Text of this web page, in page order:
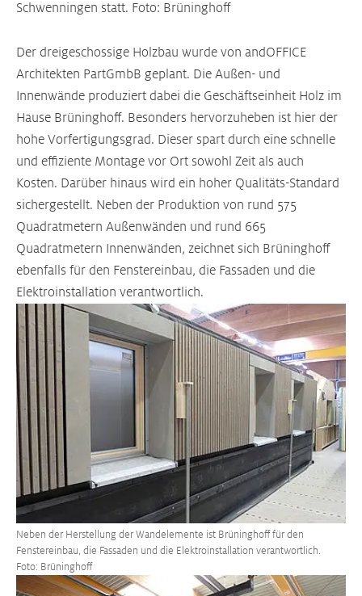
Schwenningen statt. Foto: Brüninghoff
Größere Version anzeigen
Neben der Herstellung der Wandelemente ist Brüninghoff für den
Fenstereinbau, die Fassaden und die Elektroinstallation verantwortlich.
Foto: Brüninghoff
Größere Version anzeigen
Der dreigeschossige Holzbau wurde von andOFFICE
Architekten PartGmbB geplant. Die Außen- und
Innenwände produziert dabei die Geschäftseinheit Holz im
Hause Brüninghoff. Besonders hervorzuheben ist hier der
hohe Vorfertigungsgrad. Dieser spart durch eine schnelle
und effiziente Montage vor Ort sowohl Zeit als auch
Kosten. Darüber hinaus wird ein hoher Qualitäts-Standard
sichergestellt. Neben der Produktion von rund 575
Quadratmetern Außenwänden und rund 665
Quadratmetern Innenwänden, zeichnet sich Brüninghoff
ebenfalls für den Fenstereinbau, die Fassaden und die
Elektroinstallation verantwortlich.